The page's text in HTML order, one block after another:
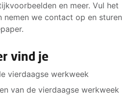
en meer. Vul het
we contact op en sturen
vind je
vierdaagse werkweek
van de vierdaagse werkweek